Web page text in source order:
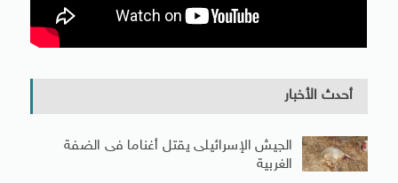
أحدث الأخبار
الجيش الإسرائيلى يقتل أغناما فى الضفة
الغربية